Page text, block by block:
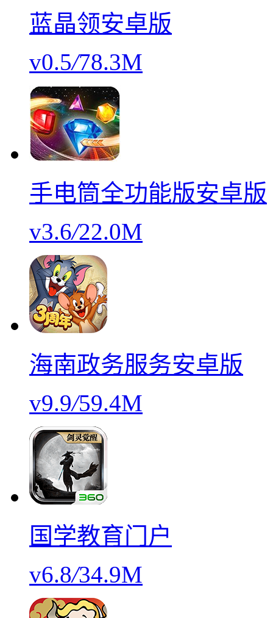
蓝晶领安卓版
v0.5/78.3M
手电筒全功能版安卓版
v3.6/22.0M
海南政务服务安卓版
v9.9/59.4M
国学教育门户
v6.8/34.9M